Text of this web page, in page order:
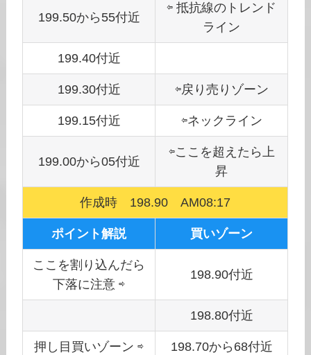
199.50から55付近
⇦ 抵抗線のトレンド
ライン
199.40付近
199.30付近 ⇦戻り売りゾーン
199.15付近 ⇦ネックライン
199.00から05付近
⇦ここを超えたら上
昇
作成時 198.90 AM08:17
ポイント解説 買いゾーン
ここを割り込んだら
下落に注意 ⇨
198.90付近
198.80付近
押し目買いゾーン ⇨ 198.70から68付近